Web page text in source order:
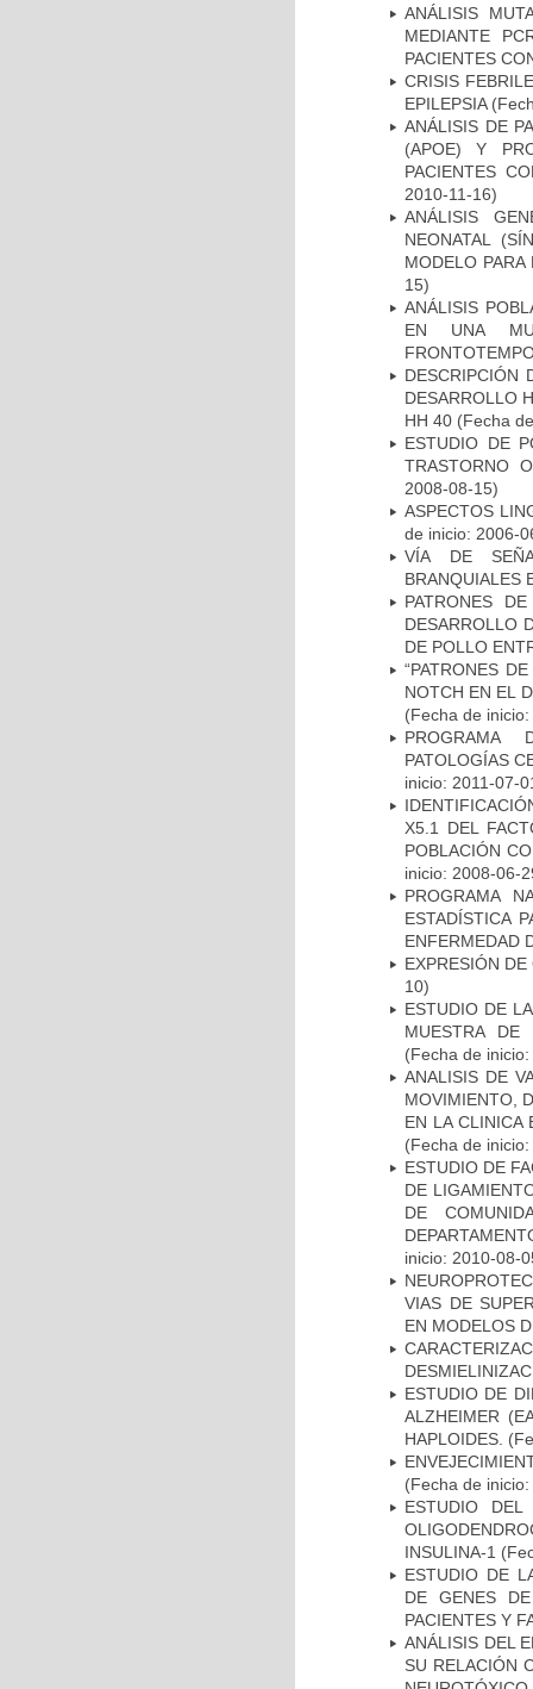
ANÁLISIS
MEDIANTE
PACIENTES
CRISIS
EPILEPSIA
ANÁLISIS DE
(APOE) Y
PACIENTES
2010-11-16)
ANÁLISIS
NEONATAL
MODELO
15)
ANÁLISIS
EN UNA
DESCRIPCIÓN
DESARROLLO
HH 40 (Fecha
ESTUDIO DE
TRASTORNO
2008-08-15)
ASPECTOS
de inicio: 2006-
VÍA DE
BRANQUIALES
PATRONES
DESARROLLO
DE POLLO
“PATRONES
NOTCH EN EL
(Fecha de
PROGRAMA
PATOLOGÍAS
inicio: 2011-07-
X5.1 DEL
POBLACIÓN
inicio: 2008-06-
PROGRAMA
ESTADÍSTICA
ENFERMEDAD
EXPRESIÓN
10)
ESTUDIO DE
MUESTRA DE
(Fecha de
ANALISIS DE
MOVIMIENTO,
EN LA CLINICA
(Fecha de
ESTUDIO DE
DE
DE
inicio: 2010-08-
VIAS DE
EN MODELOS
ESTUDIO DE
ALZHEIMER
HAPLOIDES.
(Fecha de
ESTUDIO
INSULINA-1
ESTUDIO DE
DE GENES
PACIENTES Y
ANÁLISIS DEL
SU RELACIÓN